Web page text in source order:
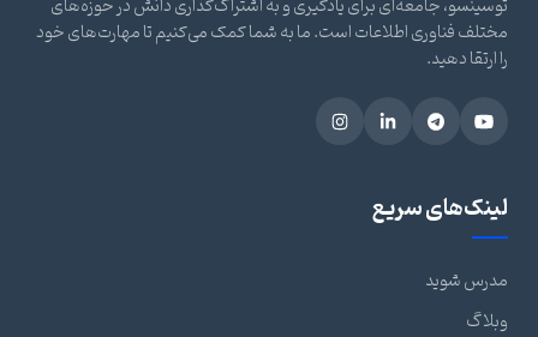
توسینسو، جامعه‌ای برای یادگیری و به اشتراک‌گذاری دانش در حوزه‌های
مختلف فناوری اطلاعات است. ما به شما کمک می‌کنیم تا مهارت‌های خود
را ارتقا دهید.
لینک‌های سریع
مدرس شوید
وبلاگ